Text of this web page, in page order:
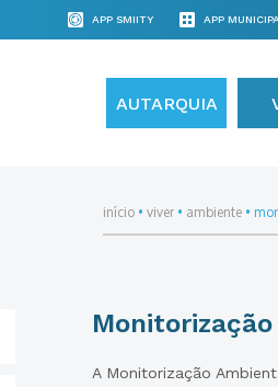
APP SMIITY APP
AUTARQUIA
início•viver• ambiente•
A Monitorização